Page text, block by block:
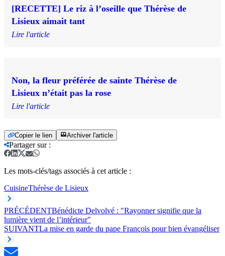
[RECETTE] Le riz à l’oseille que Thérèse de
Lisieux aimait tant
Lire l'article
Non, la fleur préférée de sainte Thérèse de
Lisieux n’était pas la rose
Lire l'article
Copier le lien Archiver l'article
Partager sur:
Les mots-clés/tags associés à cet article :
CuisineThérèse de Lisieux
PRÉCÉDENTBénédicte Delvolvé : "Rayonner signifie que la
lumière vient de l’intérieur"
SUIVANTLa mise en garde du pape François pour bien évangéliser